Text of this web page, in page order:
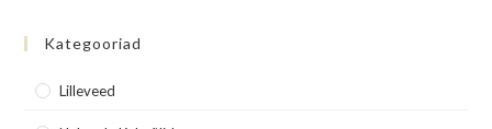
Kategooriad
Lilleveed